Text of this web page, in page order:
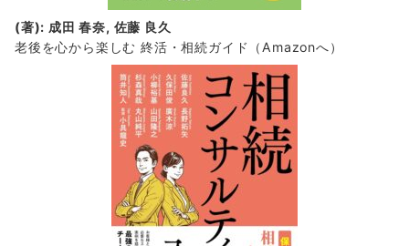
(著): 成田 春奈, 佐藤 良久
老後を心から楽しむ 終活・相続ガイド
（Amazonへ）